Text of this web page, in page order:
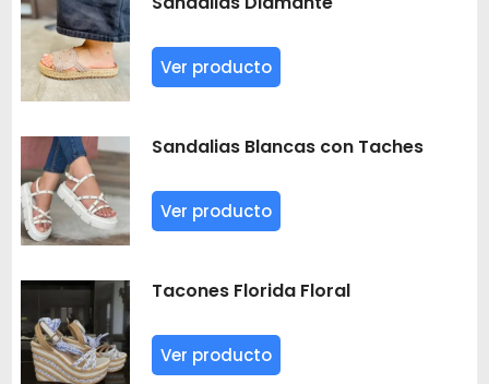
Ver producto
Sandalias Blancas con Taches
Ver producto
Tacones Florida Floral
Ver producto